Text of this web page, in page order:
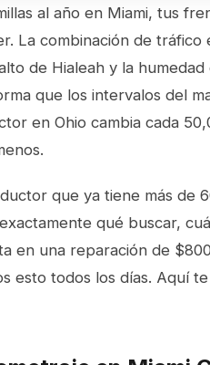
al año en Miami, tus
La combinación de
de Hialeah y la
que los intervalos del
en Ohio cambia cada
que ya tiene más de
qué buscar,
en una reparación de
esto todos los días. Aquí